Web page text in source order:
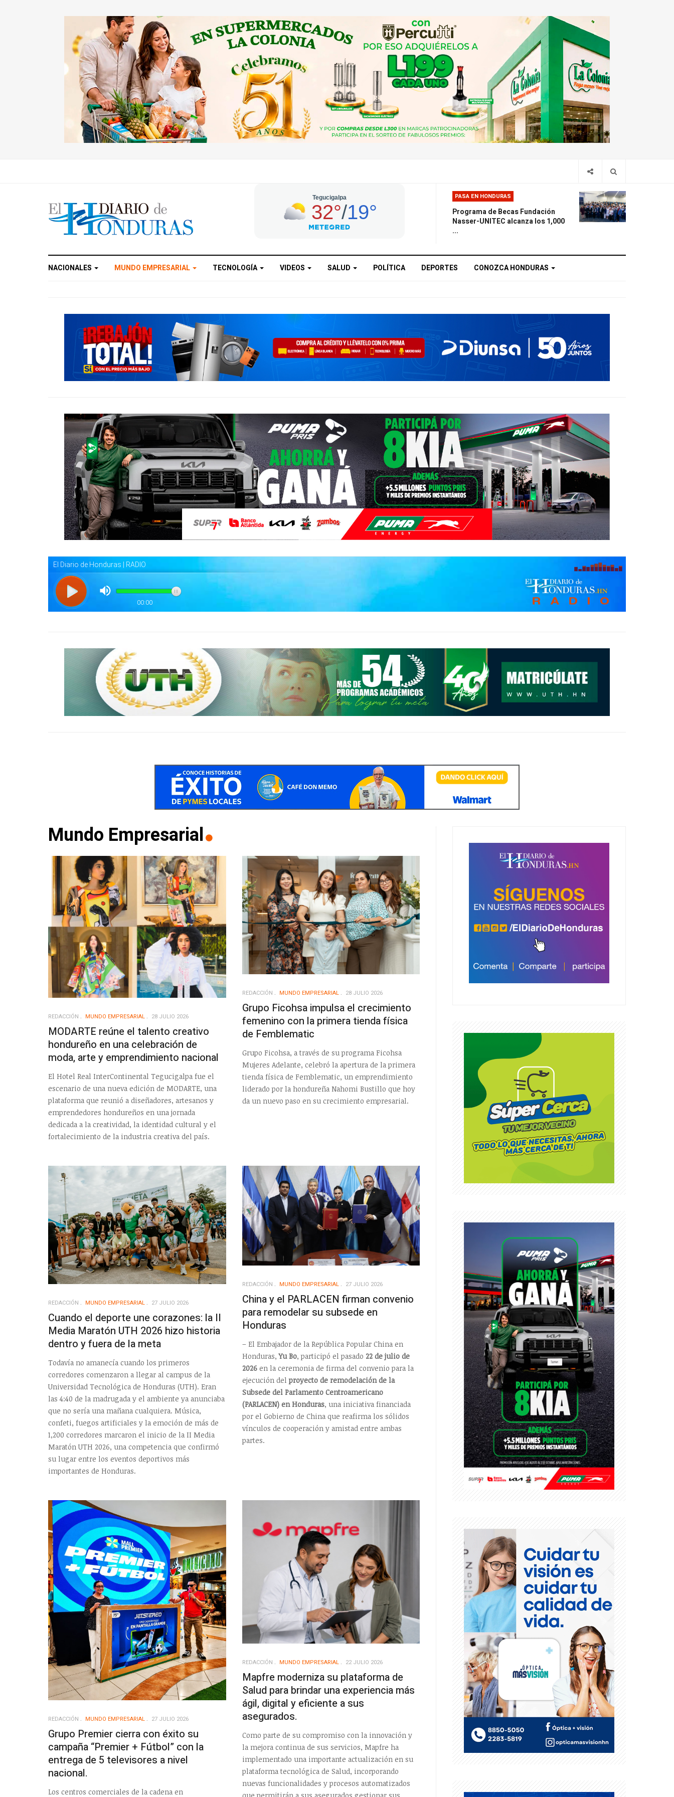
PASA EN HONDURAS
Programa de Becas Fundación
Nasser-UNITEC alcanza los 1,000
...
NACIONALES MUNDO EMPRESARIAL TECNOLOGÍA VIDEOS SALUD POLÍTICA DEPORTES CONOZCA HONDURAS
Mundo Empresarial
REDACCIÓN MUNDO EMPRESARIAL 28 JULIO 2026
MODARTE reúne el talento creativo
hondureño en una celebración de
moda, arte y emprendimiento nacional
El Hotel Real InterContinental Tegucigalpa fue el
escenario de una nueva edición de MODARTE, una
plataforma que reunió a diseñadores, artesanos y
emprendedores hondureños en una jornada
dedicada a la creatividad, la identidad cultural y el
fortalecimiento de la industria creativa del país.
REDACCIÓN MUNDO EMPRESARIAL 28 JULIO 2026
Grupo Ficohsa impulsa el crecimiento
femenino con la primera tienda física
de Femblematic
Grupo Ficohsa, a través de su programa Ficohsa
Mujeres Adelante, celebró la apertura de la primera
tienda física de Femblematic, un emprendimiento
liderado por la hondureña Nahomi Bustillo que hoy
da un nuevo paso en su crecimiento empresarial.
REDACCIÓN MUNDO EMPRESARIAL 27 JULIO 2026
Cuando el deporte une corazones: la II
Media Maratón UTH 2026 hizo historia
dentro y fuera de la meta
Todavía no amanecía cuando los primeros
corredores comenzaron a llegar al campus de la
Universidad Tecnológica de Honduras (UTH). Eran
las 4:40 de la madrugada y el ambiente ya anunciaba
que no sería una mañana cualquiera. Música,
confeti, fuegos artificiales y la emoción de más de
1,200 corredores marcaron el inicio de la II Media
Maratón UTH 2026, una competencia que confirmó
su lugar entre los eventos deportivos más
importantes de Honduras.
REDACCIÓN MUNDO EMPRESARIAL 27 JULIO 2026
China y el PARLACEN firman convenio
para remodelar su subsede en
Honduras
– El Embajador de la República Popular China en
Honduras,Yu Bo, participó el pasado 22 de julio de
2026en la ceremonia de firma del convenio para la
ejecución delproyecto de remodelación de la
Subsede del Parlamento Centroamericano
(PARLACEN) en Honduras, una iniciativa financiada
por el Gobierno de China que reafirma los sólidos
vínculos de cooperación y amistad entre ambas
partes.
REDACCIÓN MUNDO EMPRESARIAL 27 JULIO 2026
Grupo Premier cierra con éxito su
campaña “Premier + Fútbol” con la
entrega de 5 televisores a nivel
nacional.
Los centros comerciales de la cadena en
REDACCIÓN MUNDO EMPRESARIAL 22 JULIO 2026
Mapfre moderniza su plataforma de
Salud para brindar una experiencia más
ágil, digital y eficiente a sus
asegurados.
Como parte de su compromiso con la innovación y
la mejora continua de sus servicios, Mapfre ha
implementado una importante actualización en su
plataforma tecnológica de Salud, incorporando
nuevas funcionalidades y procesos automatizados